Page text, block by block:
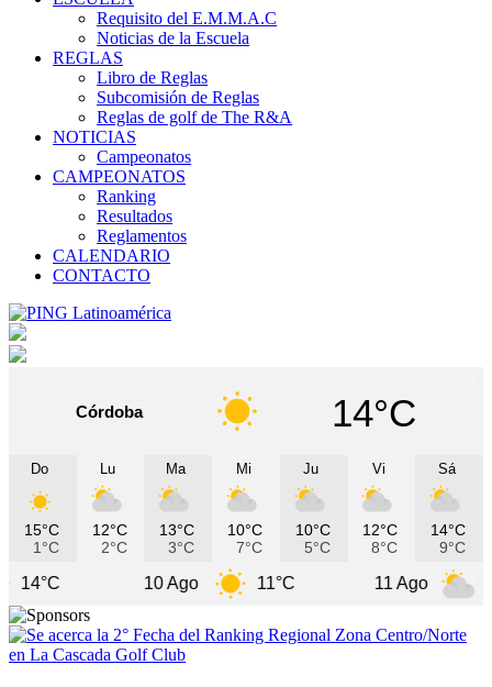
Requisito del E.M.M.A.C
Noticias de la Escuela
REGLAS
Libro de Reglas
Subcomisión de Reglas
Reglas de golf de The R&A
NOTICIAS
Campeonatos
CAMPEONATOS
Ranking
Resultados
Reglamentos
CALENDARIO
CONTACTO
Córdoba 14°C
Do
15°C
1°C
Lu
12°C
2°C
Ma
13°C
3°C
Mi
10°C
7°C
Ju
10°C
5°C
Vi
12°C
8°C
Sá
14°C
9°C
11°C 10°C